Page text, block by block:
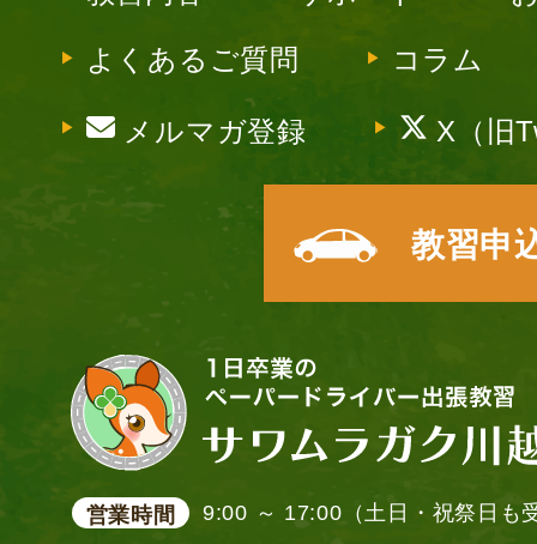
よくあるご質問 コラム
メルマガ登録 X（旧
教習申
営業時間 9:00 ～ 17:00（土日・祝祭日も